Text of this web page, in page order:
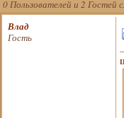
0 Пользователей и 2 Гостей
Влад
Гость